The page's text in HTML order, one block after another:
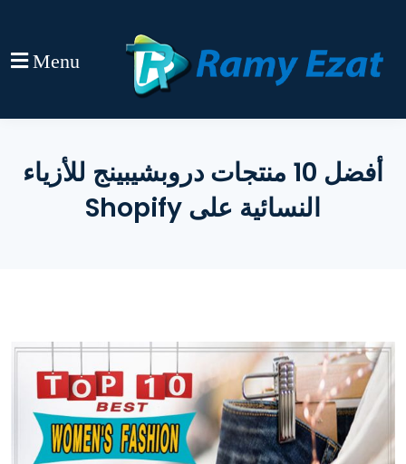
Menu
أفضل 10 منتجات دروبشيبينج للأزياء
النسائية على Shopify